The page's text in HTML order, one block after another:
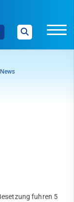
News
fuhren 5
"Webseite" über